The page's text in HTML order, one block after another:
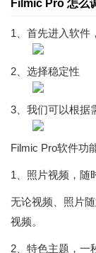
Filmic Pro 怎么
1、首先进入软件
2、选择稳定性
3、我们可以根据
Filmic Pro软件功
1、照片视频，随
无论视频、照片
视频。
2、特色主题，一